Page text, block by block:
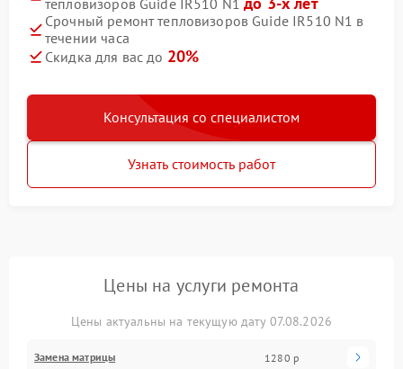
тепловизоров Guide IR510 N1
Срочный ремонт тепловизоров Guide IR510 N1 в
течении часа
Скидка для вас до 20%
Консультация со специалистом
Узнать стоимость работ
Цены на услуги ремонта
Цены актуальны на текущую дату 07.08.2026
Замена матрицы 1280 р